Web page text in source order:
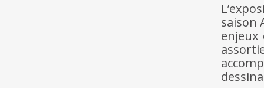
saison